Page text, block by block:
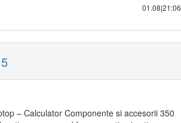
01.08|21:06
– Calculator Componente si accesorii 350